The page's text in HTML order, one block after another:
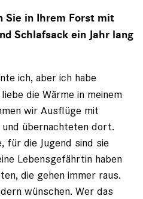
Sie in Ihrem Forst mit
Schlafsack ein Jahr lang
ich, aber ich habe
die Wärme in meinem
wir Ausflüge mit
übernachteten dort.
für die Jugend sind sie
Lebensgefährtin haben
die gehen immer raus.
wünschen. Wer das